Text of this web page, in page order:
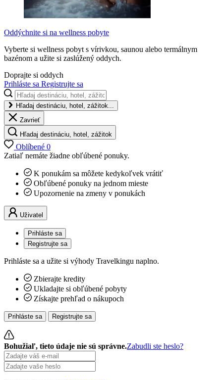
Oddýchnite si na wellness pobyte
Vyberte si wellness pobyt s vírivkou, saunou alebo termálnym
bazénom a užite si zaslúžený oddych.
Doprajte si oddych
Prihláste sa Registrujte sa
Hľadaj destináciu, hotel, zážitok...
Zavrieť
Hľadaj destináciu, hotel, zážitok
Oblíbené 0
Zatiaľ nemáte žiadne obľúbené ponuky.
K ponukám sa môžete kedykoľvek vrátiť
Obľúbené ponuky na jednom mieste
Upozornenie na zmeny v ponukách
Uživatel
Prihláste sa
Registrujte sa
Prihláste sa a užite si výhody Travelkingu naplno.
Zbierajte kredity
Ukladajte si obľúbené pobyty
Získajte prehľad o nákupoch
Prihláste sa Registrujte sa
Bohužiaľ, tieto údaje nie sú správne.Zabudli ste heslo?